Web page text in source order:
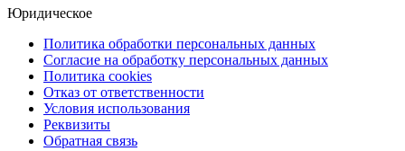
Юридическое
Политика обработки персональных данных
Согласие на обработку персональных данных
Политика cookies
Отказ от ответственности
Условия использования
Реквизиты
Обратная связь